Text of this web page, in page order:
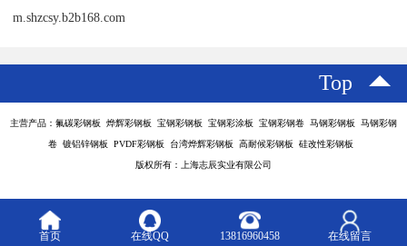
m.shzcsy.b2b168.com
Top
主营产品：氟碳彩钢板 烨辉彩钢板 宝钢彩钢板 宝钢彩涂板 宝钢彩钢卷 马钢彩钢板 马钢彩钢
卷 镀铝锌钢板 PVDF彩钢板 台湾烨辉彩钢板 高耐候彩钢板 硅改性彩钢板
版权所有：上海志辰实业有限公司
首页 在线QQ 13816960458 在线留言